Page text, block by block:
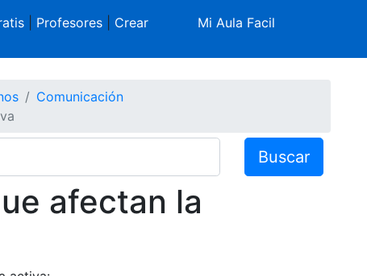
| Profesores| Crear
Mi Aula Facil
Comunicación
Buscar
afectan la